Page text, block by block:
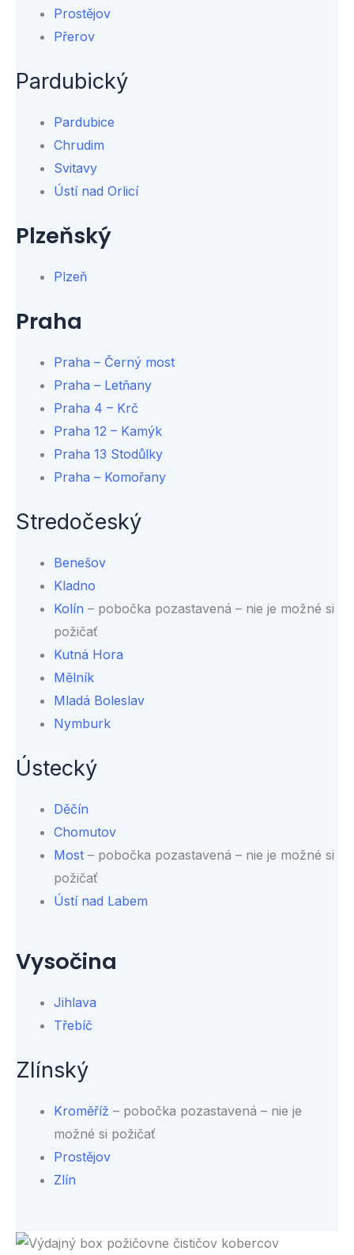
Prostějov
Přerov
Pardubický
Pardubice
Chrudim
Svitavy
Ústí nad Orlicí
Plzeňský
Plzeň
Praha
Praha – Černý most
Praha – Letňany
Praha 4 – Krč
Praha 12 – Kamýk
Praha 13 Stodůlky
Praha – Komořany
Stredočeský
Benešov
Kladno
Kolín – pobočka pozastavená – nie je možné si
požičať
Kutná Hora
Mělník
Mladá Boleslav
Nymburk
Ústecký
Děčín
Chomutov
Most – pobočka pozastavená – nie je možné si
požičať
Ústí nad Labem
Vysočina
Jihlava
Třebíč
Zlínský
Kroměříž – pobočka pozastavená – nie je
možné si požičať
Prostějov
Zlín